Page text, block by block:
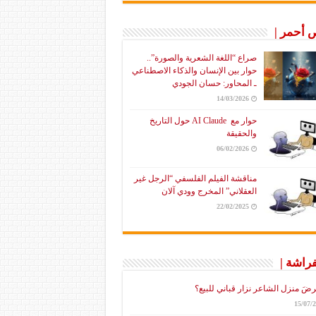
أحمر |
صراع “اللغة الشعرية والصورة”..
حوار بين الإنسان والذكاء الاصطناعي
ـ المحاور: حسان الجودي
14/03/2026
حوار مع AI Claude حول التاريخ
والحقيقة
06/02/2026
مناقشة الفيلم الفلسفي “الرجل غير
العقلاني” المخرج وودي آلان
22/02/2025
|
منزل الشاعر نزار قباني للبيع؟
15/07/